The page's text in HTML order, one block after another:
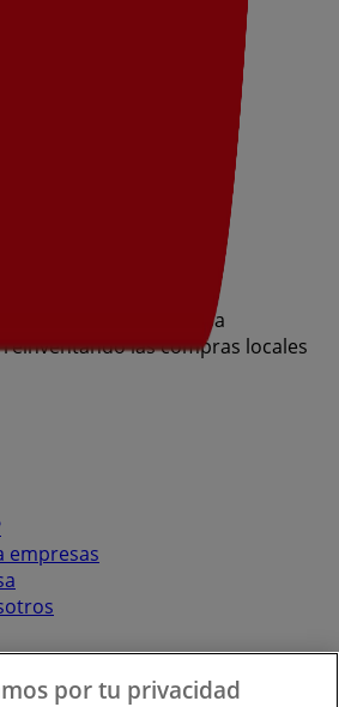
Shopfully, la empresa
las compras locales
empresas
por tu privacidad